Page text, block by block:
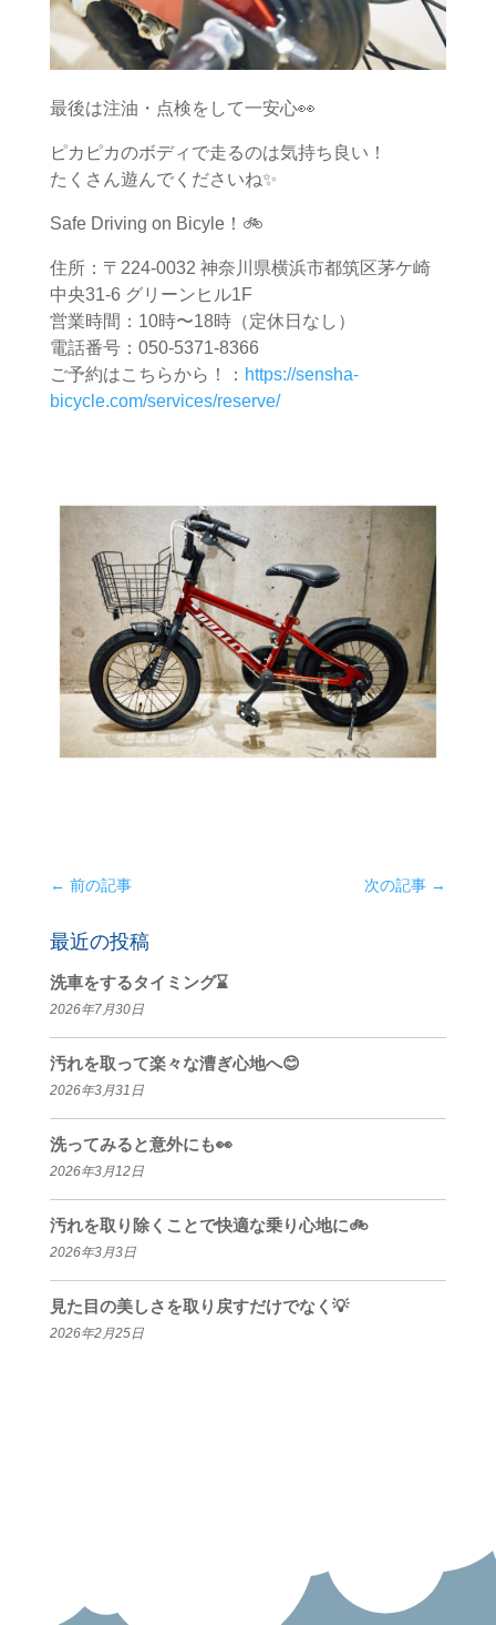
最後は注油・点検をして一安心👀
ピカピカのボディで走るのは気持ち良い！
たくさん遊んでくださいね✨
Safe Driving on Bicyle！🚲
住所：〒224-0032 神奈川県横浜市都筑区茅ケ崎
中央31-6 グリーンヒル1F
営業時間：10時〜18時（定休日なし）
電話番号：050-5371-8366
ご予約はこちらから！： https://sensha-
bicycle.com/services/reserve/
← 前の記事 次の記事 →
最近の投稿
洗車をするタイミング⌛
2026年7月30日
汚れを取って楽々な漕ぎ心地へ😊
2026年3月31日
洗ってみると意外にも👀
2026年3月12日
汚れを取り除くことで快適な乗り心地に🚲
2026年3月3日
見た目の美しさを取り戻すだけでなく💡
2026年2月25日